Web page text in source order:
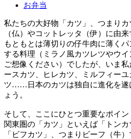
お弁当
私たちの大好物「カツ」、つまり
（仏）やコットレッタ（伊）に由
もともとは薄切りの仔牛肉に薄く
する料理（ミラノ風カツレツやウ
ご想像ください）でしたが、いま
ースカツ、ヒレカツ、ミルフィー
ツ……日本のカツは独自に進化を遂
ょう。
そして、ここにひとつ重要なポイ
関東圏の「カツ」といえば「トン
「ビフカツ」、つまりビーフ（牛